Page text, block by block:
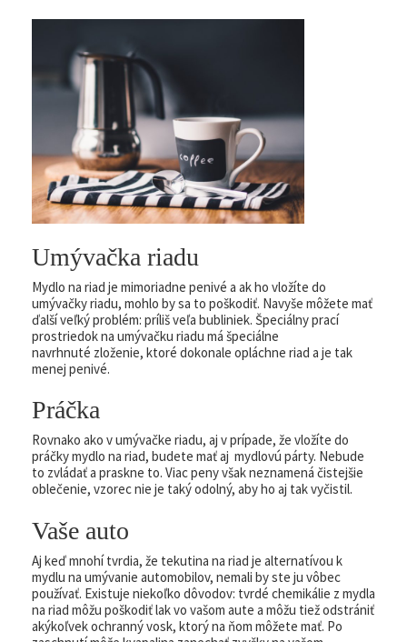
Umývačka riadu
Mydlo na riad je mimoriadne penivé a ak ho vložíte do
umývačky riadu, mohlo by sa to poškodiť. Navyše môžete mať
ďalší veľký problém: príliš veľa bubliniek. Špeciálny prací
prostriedok na umývačku riadu má špeciálne
navrhnuté zloženie, ktoré dokonale opláchne riad a je tak
menej penivé.
Práčka
Rovnako ako v umývačke riadu, aj v prípade, že vložíte do
práčky mydlo na riad, budete mať aj mydlovú párty. Nebude
to zvládať a praskne to. Viac peny však neznamená čistejšie
oblečenie, vzorec nie je taký odolný, aby ho aj tak vyčistil.
Vaše auto
Aj keď mnohí tvrdia, že tekutina na riad je alternatívou k
mydlu na umývanie automobilov, nemali by ste ju vôbec
používať. Existuje niekoľko dôvodov: tvrdé chemikálie z mydla
na riad môžu poškodiť lak vo vašom aute a môžu tiež odstrániť
akýkoľvek ochranný vosk, ktorý na ňom môžete mať. Po